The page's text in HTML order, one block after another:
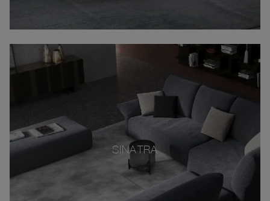
SINATRA